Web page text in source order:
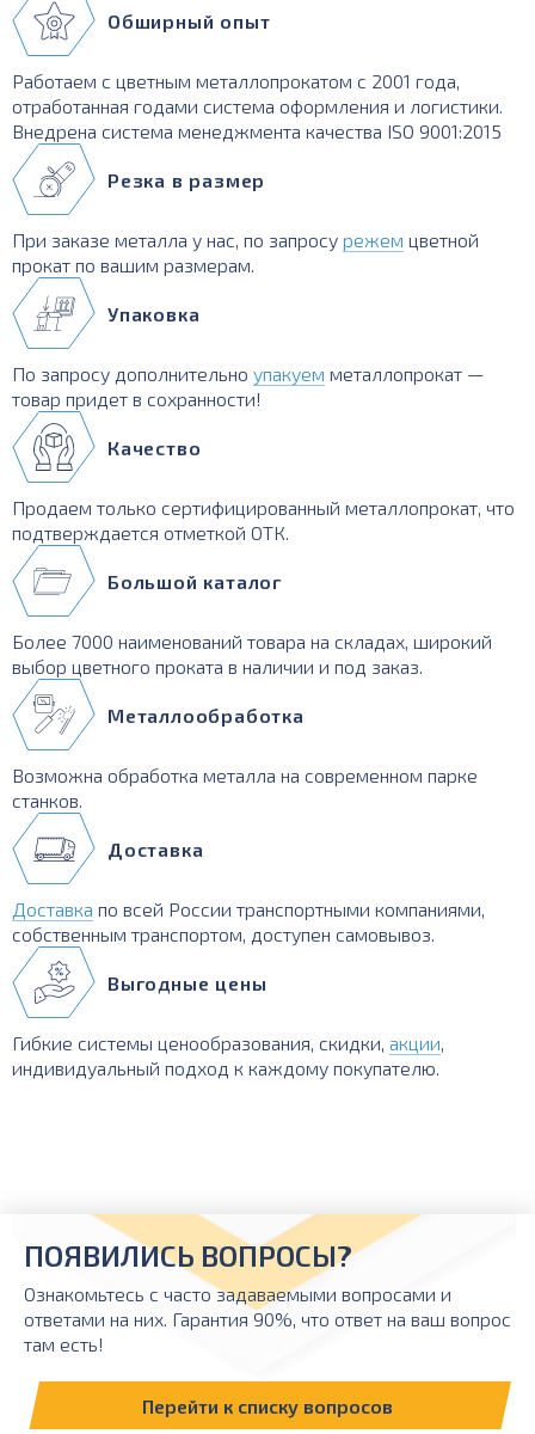
Обширный опыт
Работаем с цветным металлопрокатом с 2001 года,
отработанная годами система оформления и логистики.
Внедрена система менеджмента качества ISO 9001:2015
Резка в размер
При заказе металла у нас, по запросу режем цветной
прокат по вашим размерам.
Упаковка
По запросу дополнительно упакуем металлопрокат —
товар придет в сохранности!
Качество
Продаем только сертифицированный металлопрокат, что
подтверждается отметкой ОТК.
Большой каталог
Более 7000 наименований товара на складах, широкий
выбор цветного проката в наличии и под заказ.
Металлообработка
Возможна обработка металла на современном парке
станков.
Доставка
Доставка по всей России транспортными компаниями,
собственным транспортом, доступен самовывоз.
Выгодные цены
Гибкие системы ценообразования, скидки, акции,
индивидуальный подход к каждому покупателю.
ПОЯВИЛИСЬ ВОПРОСЫ?
Ознакомьтесь с часто задаваемыми вопросами и
ответами на них. Гарантия 90%, что ответ на ваш вопрос
там есть!
Перейти к списку вопросов